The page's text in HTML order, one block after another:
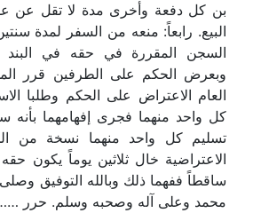
بن كل دفعة وأخرى مدة لا تقل عن
البيع. رابعاً: منعه من السفر لمدة
السجن المقررة في حقه في البند
وبعرض الحكم على الطرفين قرر
العام الاعتراض على الحكم وطلبا
كل واحد منهما فجرى إفهامهما
تسليم كل واحد منهما نسخة من
الاعتراضية خال ثلاثين يوماً يكون
ساقطاً ففهما ذلك وبالله التوفيق
محمد وعلى آله وصحبه وسلم. حرر